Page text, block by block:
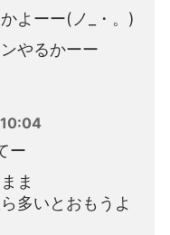
よーー(ノ_・。)
やるかーー
ー
ま
多いとおもうよ